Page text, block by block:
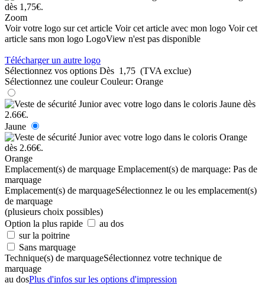
Zoom
Voir votre logo sur cet article Voir cet article avec mon logo Voir cet
article sans mon logo LogoView n'est pas disponible
Télécharger un autre logo
Sélectionnez vos options Dès 1,75 (TVA exclue)
Sélectionnez une couleur Couleur: Orange
Jaune
Orange
Emplacement(s) de marquage Emplacement(s) de marquage: Pas de
marquage
Emplacement(s) de marquageSélectionnez le ou les emplacement(s)
de marquage
(plusieurs choix possibles)
Option la plus rapide
au dos
sur la poitrine
Sans marquage
Technique(s) de marquageSélectionnez votre technique de
marquage
au dosPlus d'infos sur les options d'impression